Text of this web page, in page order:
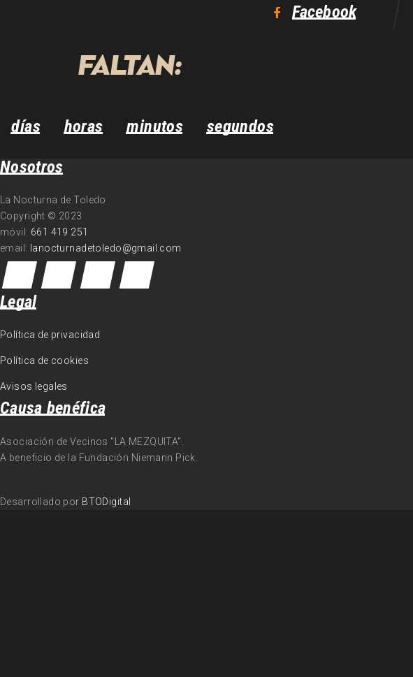
Facebook
FALTAN:
días horas minutos
segundos
Nosotros
La Nocturna de Toledo
Copyright © 2023
móvil: 661 419 251
email: lanocturnadetoledo@gmail.com
Legal
Política de privacidad
Política de cookies
Avisos legales
Causa benéfica
Asociación de Vecinos "LA MEZQUITA".
A beneficio de la Fundación Niemann Pick.
Desarrollado por BTODigital